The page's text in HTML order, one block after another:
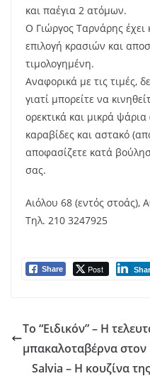
και παέγια 2 ατόμων.
Ο Γιώργος Ταρνάρης έχει
επιλογή κρασιών και
τιμολογημένη.
Αναφορικά με τις τιμές,
γιατί μπορείτε να
ορεκτικά και μικρά
καραβίδες και αστακό
αποφασίζετε κατά
σας.
Αιόλου 68 (εντός στοάς),
Τηλ. 210 3247925
Share Post
Το “Ειδικόν” – Η
μπακαλοταβέρνα στον
Salvia – Η κουζίνα